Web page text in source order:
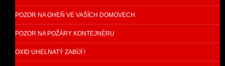
POZOR NA OHEŇ VE VAŠÍCH DOMOVECH
POZOR NA POŽÁRY KONTEJNÉRU
OXID UHELNATÝ ZABÍJÍ !